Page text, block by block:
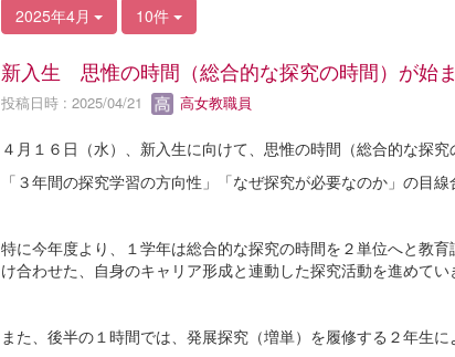
2025年4月 10件
新入生 思惟の時間（総合的な探究の時間）が始ま
投稿日時 : 2025/04/21 高女教職員
４月１６日（水）、新入生に向けて、思惟の時間（総合的な探
「３年間の探究学習の方向性」「なぜ探究が必要なのか」の目
特に今年度より、１学年は総合的な探究の時間を２単位へと教
け合わせた、自身のキャリア形成と連動した探究活動を進めてい
また、後半の１時間では、発展探究（増単）を履修する２年生に